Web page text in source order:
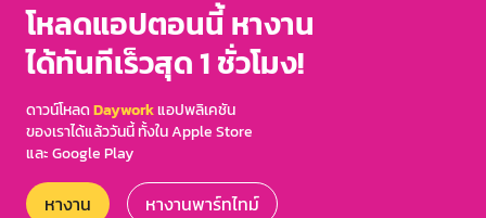
โหลดแอปตอนนี้ หางาน
ได้ทันทีเร็วสุด 1 ชั่วโมง!
ดาวน์โหลดDayworkแอปพลิเคชัน
ของเราได้แล้ววันนี้ ทั้งใน Apple Store
และ Google Play
หางาน หางานพาร์ทไทม์